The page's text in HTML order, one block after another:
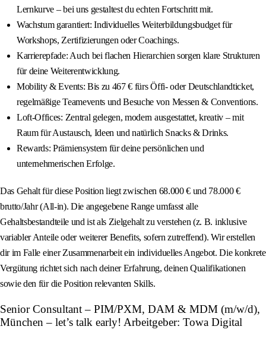
Lernkurve – bei uns gestaltest du echten Fortschritt mit.
Wachstum garantiert: Individuelles Weiterbildungsbudget für
Workshops, Zertifizierungen oder Coachings.
Karrierepfade: Auch bei flachen Hierarchien sorgen klare Strukturen
für deine Weiterentwicklung.
Mobility & Events: Bis zu 467 € fürs Öffi- oder Deutschlandticket,
regelmäßige Teamevents und Besuche von Messen & Conventions.
Loft-Offices: Zentral gelegen, modern ausgestattet, kreativ – mit
Raum für Austausch, Ideen und natürlich Snacks & Drinks.
Rewards: Prämiensystem für deine persönlichen und
unternehmerischen Erfolge.
Das Gehalt für diese Position liegt zwischen 68.000 € und 78.000 €
brutto/Jahr (All-in). Die angegebene Range umfasst alle
Gehaltsbestandteile und ist als Zielgehalt zu verstehen (z. B. inklusive
variabler Anteile oder weiterer Benefits, sofern zutreffend). Wir erstellen
dir im Falle einer Zusammenarbeit ein individuelles Angebot. Die konkrete
Vergütung richtet sich nach deiner Erfahrung, deinen Qualifikationen
sowie den für die Position relevanten Skills.
Senior Consultant – PIM/PXM, DAM & MDM (m/w/d),
München – let’s talk early! Arbeitgeber: Towa Digital